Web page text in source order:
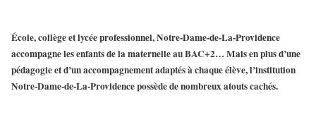
École, collège et lycée professionnel,Notre-Dame-de-La-Providence
accompagne les enfants de la maternelle au BAC+2… Mais en plus d’une
pédagogieet d’unaccompagnement adaptésà chaque élève,l’institution
Notre-Dame-de-La-Providencepossède de nombreux atouts cachés.